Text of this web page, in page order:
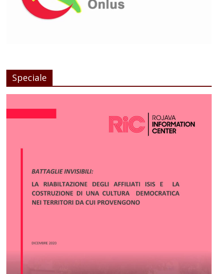
Speciale